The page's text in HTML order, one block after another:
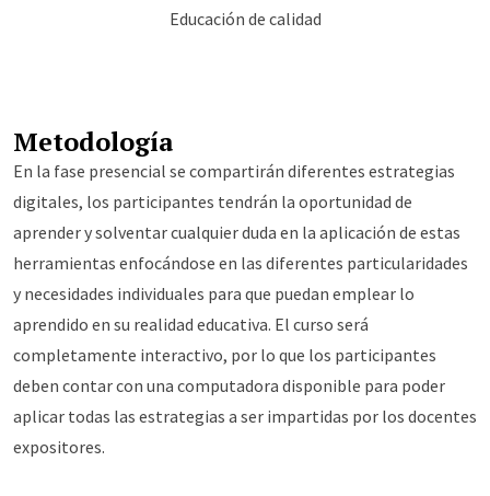
Educación de calidad
Metodología
En la fase presencial se compartirán diferentes estrategias
digitales, los participantes tendrán la oportunidad de
aprender y solventar cualquier duda en la aplicación de estas
herramientas enfocándose en las diferentes particularidades
y necesidades individuales para que puedan emplear lo
aprendido en su realidad educativa. El curso será
completamente interactivo, por lo que los participantes
deben contar con una computadora disponible para poder
aplicar todas las estrategias a ser impartidas por los docentes
expositores.